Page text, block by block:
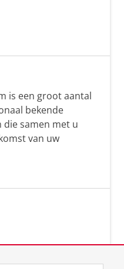
is een groot aantal
bekende
samen met u
van uw